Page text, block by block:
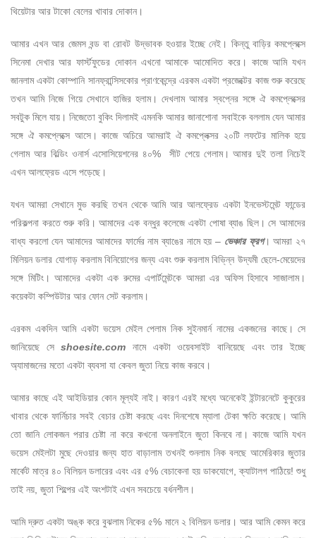
থিয়েটার আর টাকো বেলের খাবার দোকান।
আমার এখন আর জেমস বন্ড বা রোবট উদ্ভাবক হওয়ার ইচ্ছে নেই। কিন্তু বাড়ির কমপ্লেক্সে
সিনেমা দেখার আর ফার্স্টফুডের দোকান এখনো আমাকে আমোদিত করে। কাজে আমি যখন
জানলাম একটা কোম্পানি সানফ্রান্সিসকোর প্রাণকেন্দ্রে এরকম একটা প্রজেক্টের কাজ শুরু করেছে
তখন আমি নিজে গিয়ে সেখানে হাজির হলাম। দেখলাম আমার স্বপ্নের সঙ্গে ঐ কমপ্লেক্সের
সবটুক মিলে যায়। নিজেতো বুকিং দিলামই এমনকি আমার জানাশোনা সবাইকে বললাম যেন আমার
সঙ্গে ঐ কমপ্লেক্সে আসে। কাজে অচিরে আমরাই ঐ কমপ্লেক্সর ২০টি লফটের মালিক হয়ে
গেলাম আর বিল্ডিং ওনার্স এসোসিয়েশনের ৪০% সীট পেয়ে গেলাম। আমার দুই তলা নিচেই
এখন আলফ্রেড এসে পড়েছে।
যখন আমরা সেখানে মুভ করছি তখন থেকে আমি আর আলফ্রেড একটা ইনভেস্টমেন্ট ফান্ডের
পরিকল্পনা করতে শুরু করি। আমাদের এক বন্ধুর কলেজে একটা পোষা ব্যাঙ ছিল। সে আমাদের
বাধ্য করলো যেন আমাদের আমাদের ফার্মের নাম ব্যাঙের নামে হয় – ভেঞ্চার ফ্রগ। আমরা ২৭
মিলিয়ন ডলার যোগাড় করলাম বিনিয়োগের জন্য এবং শুরু করলাম বিভি্ন্ন উদ্যমী ছেলে-মেয়েদের
সঙ্গে মিটিং। আমাদের একটা এক রুমের এপার্টমেন্টকে আমরা এর অফিস হিসাবে সাজালাম।
কয়েকটা কম্পিউটার আর ফোন সেট করলাম।
এরকম একদিন আমি একটা ভয়েস মেইল পেলাম নিক সুইনমার্ন নামের একজনের কাছে। সে
জানিয়েছে সেshoesite.com নামে একটা ওয়েবসাইট বানিয়েছে এবং তার ইচ্ছে
অ্যামাজনের মতো একটা ব্যবসা যা কেবল জুতা নিয়ে কাজ করবে।
আমার কাছে এই আইডিয়ার কোন মূল্যই নাই। কারণ এরই মধ্যে অনেকেই ইন্টারনেটে কুকুরের
খাবার থেকে ফার্নিচার সবই বেচার চেষ্টা করছে এবং দিনশেষে ম্যালা টেকা ক্ষতি করেছে। আমি
তো জানি লোকজন পরার চেষ্টা না করে কখনো অনলাইনে জুতা কিনবে না। কাজে আমি যখন
ভয়েস মেইলটা মুছে দেওয়ার জন্য হাত বাড়ালাম তখনই শুনলাম নিক বলছে আমেরিকার জুতার
মার্কেট মাত্র ৪০ বিলিয়ন ডলারের এবং এর ৫% বেচাকেনা হয় ডাকযোগে, ক্যাটালগ পাঠিয়ে! শুধু
তাই নয়, জুতা শিল্পের এই অংশটাই এখন সবচেয়ে বর্ধনশীল।
আমি দ্রুত একটা অঙ্ক করে বুঝলাম নিকের ৫% মানে ২ বিলিয়ন ডলার। আর আমি কেমন করে